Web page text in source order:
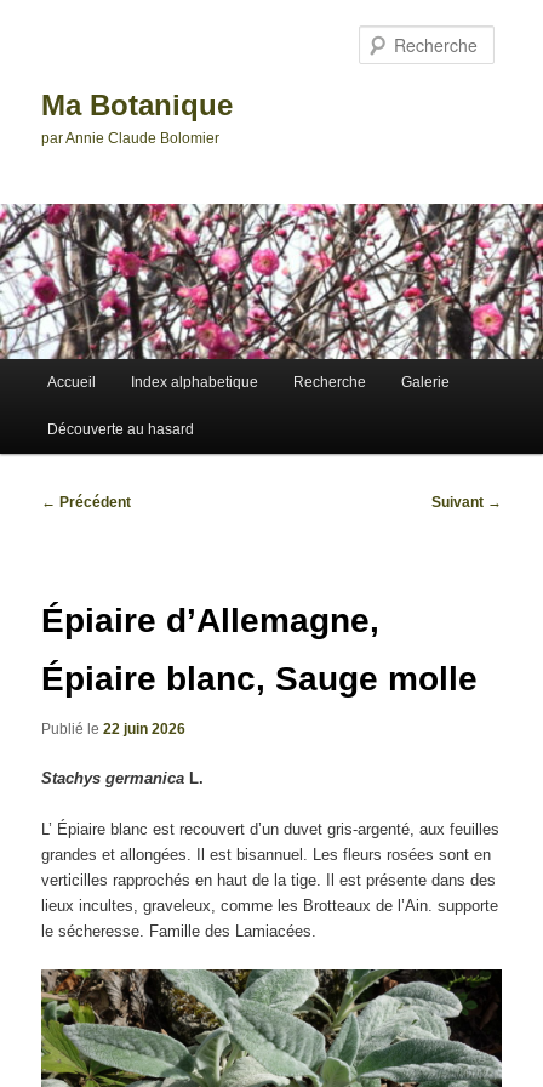
Ma Botanique
par Annie Claude Bolomier
Accueil Index alphabetique Recherche Galerie
Découverte au hasard
Navigation
← Précédent Suivant →
Épiaire d’Allemagne,
Épiaire blanc, Sauge molle
Publié le22 juin 2026
Stachys germanica L.
L’ Épiaire blanc est recouvert d’un duvet gris-argenté, aux feuilles
grandes et allongées. Il est bisannuel. Les fleurs rosées sont en
verticilles rapprochés en haut de la tige. Il est présente dans des
lieux incultes, graveleux, comme les Brotteaux de l’Ain. supporte
le sécheresse. Famille des Lamiacées.